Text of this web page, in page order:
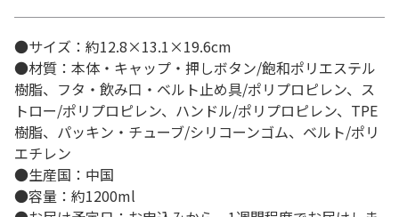
●サイズ：約12.8×13.1×19.6cm
●材質：本体・キャップ・押しボタン/飽和ポリエステル
樹脂、フタ・飲み口・ベルト止め具/ポリプロピレン、ス
トロー/ポリプロピレン、ハンドル/ポリプロピレン、TPE
樹脂、パッキン・チューブ/シリコーンゴム、ベルト/ポリ
エチレン
●生産国：中国
●容量：約1200ml